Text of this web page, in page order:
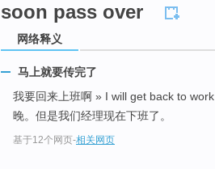
soon pass over
网络释义
马上就要传完了
我要回来上班啊 » I will get back to work
晚。但是我们经理现在下班了。
基于12个网页-相关网页